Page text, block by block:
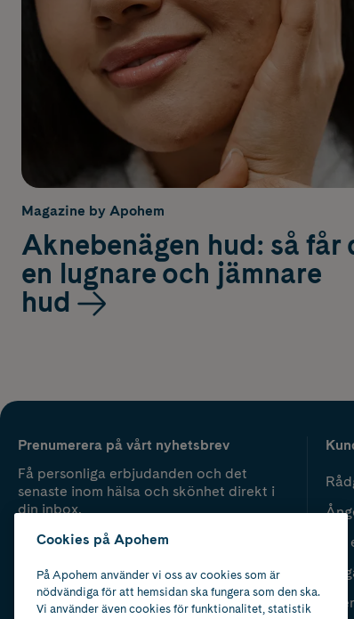
Magazine by Apohem
Aknebenägen hud: så får
en lugnare och jämnare
hud
Prenumerera på vårt nyhetsbrev
Få personliga erbjudanden och det
senaste inom hälsa och skönhet direkt i
din inbox.
Cookies på Apohem
På Apohem använder vi oss av cookies som är
nödvändiga för att hemsidan ska fungera som den ska.
Vi använder även cookies för funktionalitet, statistik